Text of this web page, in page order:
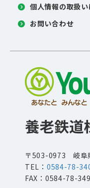
個人情報の取扱
お問い合わせ
〒503-0973 岐阜
TEL： 0584-78-
FAX：0584-78-